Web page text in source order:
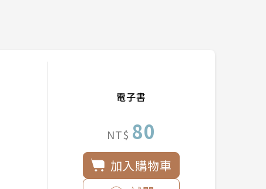
電子書
NT$ 80
加入購物車